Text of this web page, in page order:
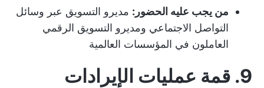
من يجب عليه الحضور: مديرو التسويق عبر وسائل
التواصل الاجتماعي ومديرو التسويق الرقمي
العاملون في المؤسسات العالمية
9. قمة عمليات الإيرادات